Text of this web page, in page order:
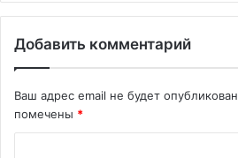
Добавить комментарий
Ваш адрес email не будет
помечены *